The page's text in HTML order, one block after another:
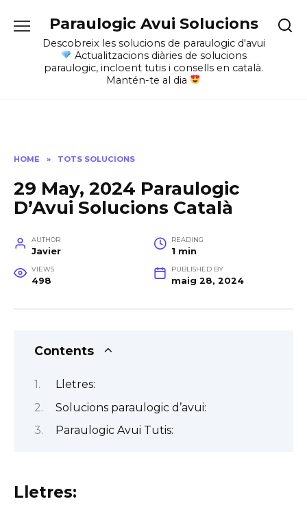
content
Paraulogic Avui Solucions
Descobreix les solucions de paraulogic d'avui
Actualitzacions diàries de solucions
paraulogic, incloent tutis i consells en català.
Mantén-te al dia
HOME » TOTS SOLUCIONS
29 May, 2024 Paraulogic
D’Avui Solucions Català
AUTHOR
Javier
READING
1 min
VIEWS
498
PUBLISHED BY
maig 28, 2024
Contents
Lletres:
Solucions paraulogic d’avui:
Paraulogic Avui Tutis:
Lletres: